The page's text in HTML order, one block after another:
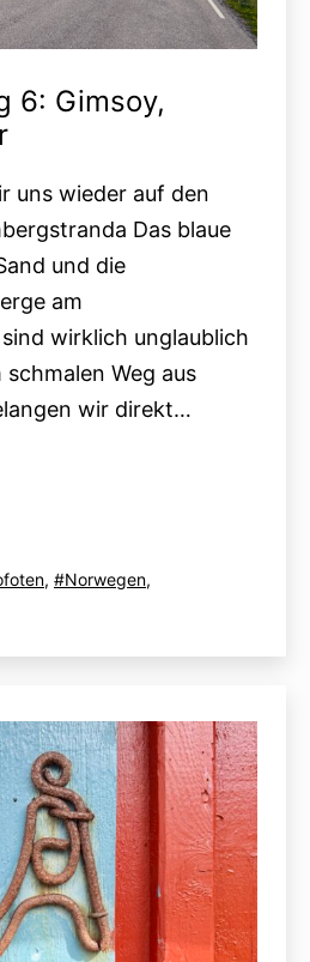
6: Gimsoy,
uns wieder auf den
Das blaue
und die
am
wirklich unglaublich
Weg aus
wir direkt…
, Norwegen,